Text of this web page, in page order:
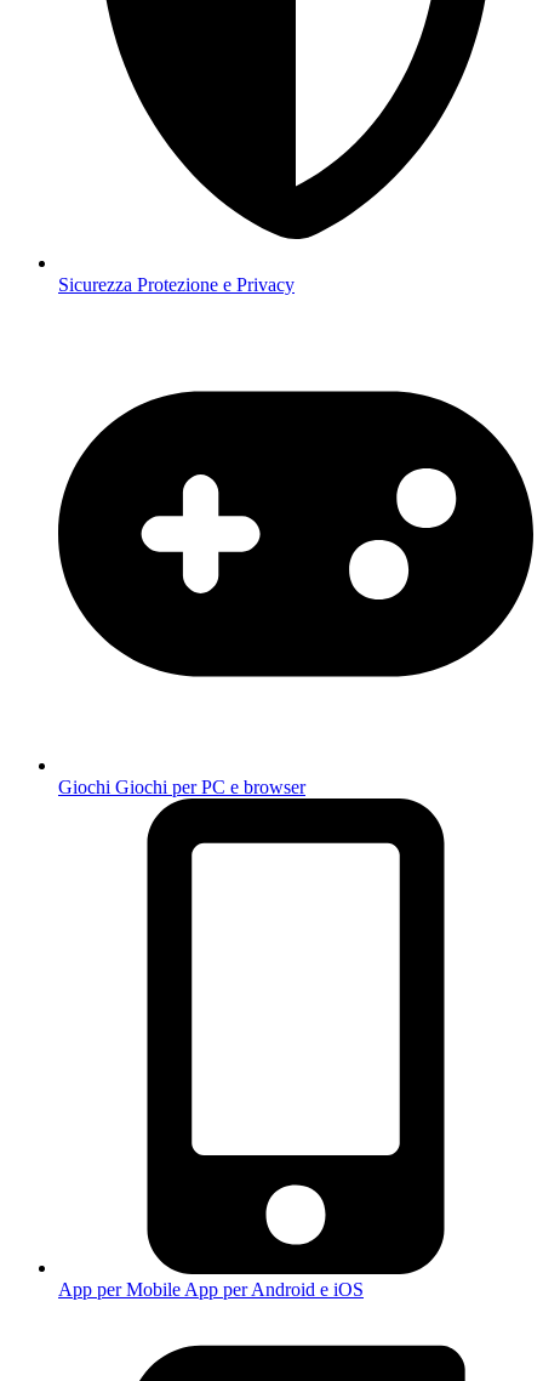
Sicurezza Protezione e Privacy
Giochi Giochi per PC e browser
App per Mobile App per Android e iOS